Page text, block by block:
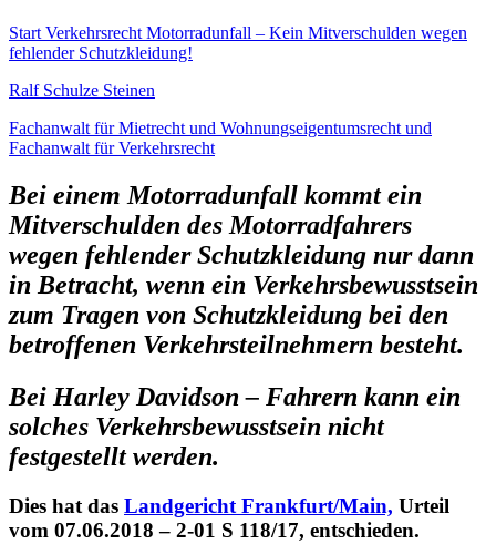
Start Verkehrsrecht Motorradunfall – Kein Mitverschulden wegen
fehlender Schutzkleidung!
Ralf Schulze Steinen
Fachanwalt für Mietrecht und Wohnungseigentumsrecht und
Fachanwalt für Verkehrsrecht
Bei einem Motorradunfall kommt ein
Mitverschulden des Motorradfahrers
wegen fehlender Schutzkleidung nur dann
in Betracht, wenn ein Verkehrsbewusstsein
zum Tragen von Schutzkleidung bei den
betroffenen Verkehrsteilnehmern besteht.
Bei Harley Davidson – Fahrern kann ein
solches Verkehrsbewusstsein nicht
festgestellt werden.
Dies hat das Landgericht Frankfurt/Main, Urteil
vom 07.06.2018 – 2-01 S 118/17, entschieden.